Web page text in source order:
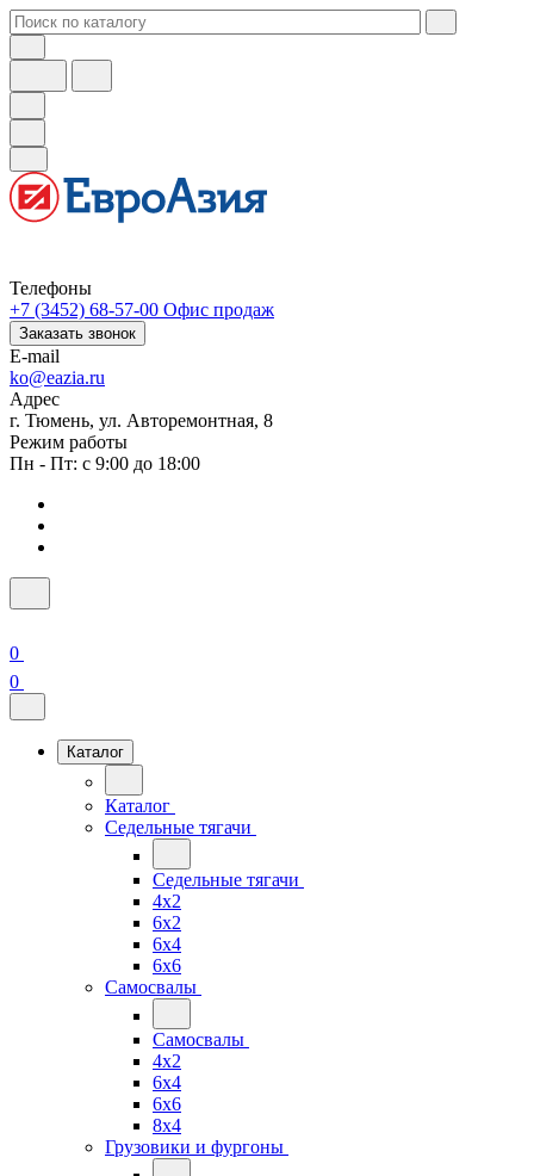
Телефоны
+7 (3452) 68-57-00 Офис продаж
Заказать звонок
E-mail
ko@eazia.ru
Адрес
г. Тюмень, ул. Авторемонтная, 8
Режим работы
Пн - Пт: с 9:00 до 18:00
0
0
Каталог
Каталог
Седельные тягачи
Седельные тягачи
4x2
6x2
6x4
6x6
Самосвалы
Самосвалы
4x2
6x4
6x6
8x4
Грузовики и фургоны